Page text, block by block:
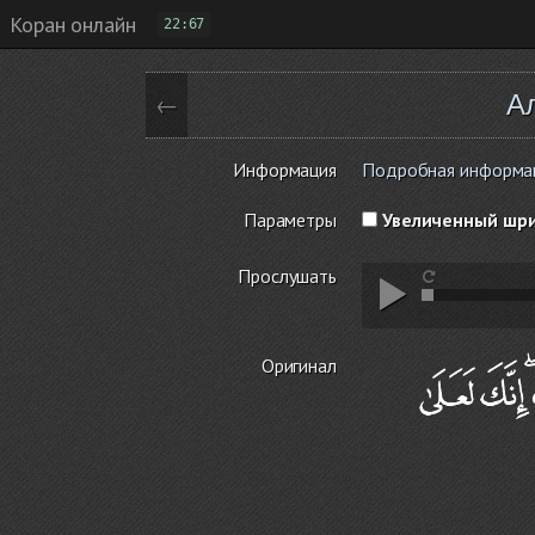
Коран онлайн 22:67
←
Информация Подробная
Параметры Увеличенный
Прослушать
Оригинал